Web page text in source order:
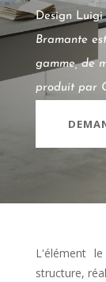
Design
Bramante
gamme, de
produit par
L'élément
structure,